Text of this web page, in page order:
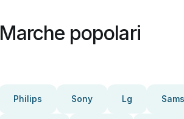
Marche popolari
Philips Sony Lg